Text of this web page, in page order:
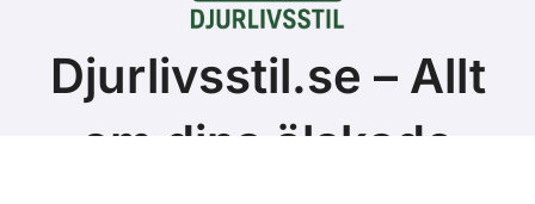
Djurlivsstil.se – Allt
om dina älskade